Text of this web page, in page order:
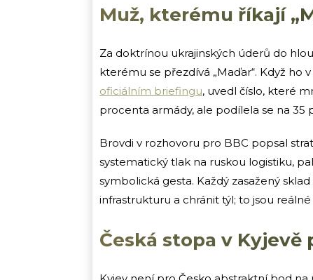
Muž, kterému říkají
Za doktrínou ukrajinských úderů do
kterému se přezdívá „Maďar“. Když ho
oficiálním briefingu, uvedl číslo, které
procenta armády, ale podílela se na
Brovdi v rozhovoru pro BBC popsal
systematický tlak na ruskou logistiku,
symbolická gesta. Každý zasažený
infrastrukturu a chránit týl; to jsou
Česká stopa v Kyjevě